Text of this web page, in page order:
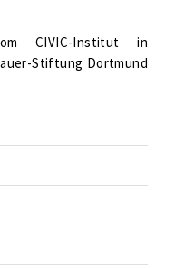
CIVIC-Institut in
Stiftung Dortmund